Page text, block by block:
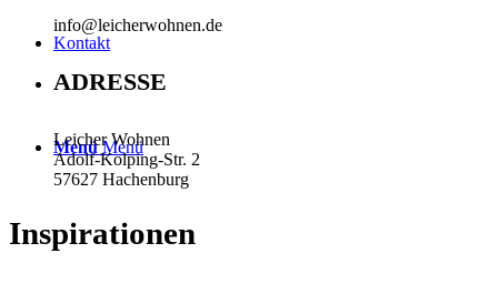
Kontakt
Menü Menü
info@leicherwohnen.de
ADRESSE
Leicher Wohnen
Adolf-Kolping-Str. 2
57627 Hachenburg
Inspirationen